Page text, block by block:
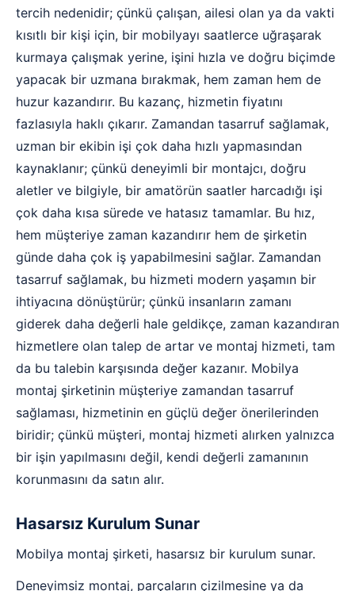
tercih nedenidir; çünkü çalışan, ailesi olan ya da vakti
kısıtlı bir kişi için, bir mobilyayı saatlerce uğraşarak
kurmaya çalışmak yerine, işini hızla ve doğru biçimde
yapacak bir uzmana bırakmak, hem zaman hem de
huzur kazandırır. Bu kazanç, hizmetin fiyatını
fazlasıyla haklı çıkarır. Zamandan tasarruf sağlamak,
uzman bir ekibin işi çok daha hızlı yapmasından
kaynaklanır; çünkü deneyimli bir montajcı, doğru
aletler ve bilgiyle, bir amatörün saatler harcadığı işi
çok daha kısa sürede ve hatasız tamamlar. Bu hız,
hem müşteriye zaman kazandırır hem de şirketin
günde daha çok iş yapabilmesini sağlar. Zamandan
tasarruf sağlamak, bu hizmeti modern yaşamın bir
ihtiyacına dönüştürür; çünkü insanların zamanı
giderek daha değerli hale geldikçe, zaman kazandıran
hizmetlere olan talep de artar ve montaj hizmeti, tam
da bu talebin karşısında değer kazanır. Mobilya
montaj şirketinin müşteriye zamandan tasarruf
sağlaması, hizmetinin en güçlü değer önerilerinden
biridir; çünkü müşteri, montaj hizmeti alırken yalnızca
bir işin yapılmasını değil, kendi değerli zamanının
korunmasını da satın alır.
Hasarsız Kurulum Sunar
Mobilya montaj şirketi, hasarsız bir kurulum sunar.
Deneyimsiz montaj, parçaların çizilmesine ya da